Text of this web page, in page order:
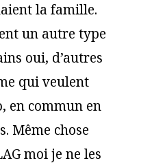
la famille.
un autre type
oui, d’autres
qui veulent
en commun en
Même chose
moi je ne les